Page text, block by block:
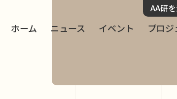
ホーム ニュース イベント プロジ
AA研